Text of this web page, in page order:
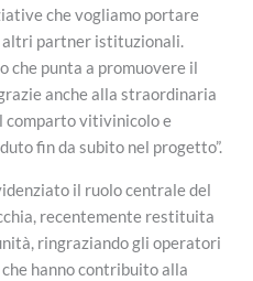
che vogliamo portare
altri partner istituzionali.
che punta a promuovere il
anche alla straordinaria
comparto vitivinicolo e
fin da subito nel progetto”.
il ruolo centrale del
recentemente restituita
ringraziando gli operatori
hanno contribuito alla